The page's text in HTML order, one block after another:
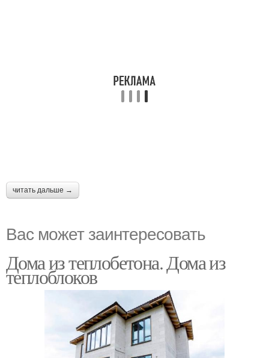
читать дальше →
Вас может заинтересовать
Дома из теплобетона. Дома из
теплоблоков